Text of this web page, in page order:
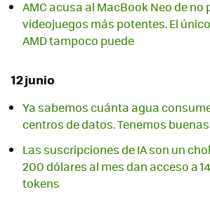
AMC acusa al MacBook Neo de no
videojuegos más potentes. El
AMD tampoco puede
12 junio
Ya sabemos cuánta agua
centros de datos. Tenemos
Las suscripciones de IA son un
200 dólares al mes dan acceso a
tokens